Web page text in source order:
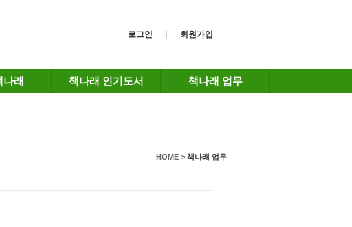
로그인 회원가입
나래 책나래 인기도서 책나래 업무
HOME > 책나래 업무